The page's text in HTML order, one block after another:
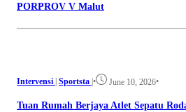
PORPROV V Malut
Intervensi Sportsta • June 10, 2026•
Tuan Rumah Berjaya Atlet Sepatu